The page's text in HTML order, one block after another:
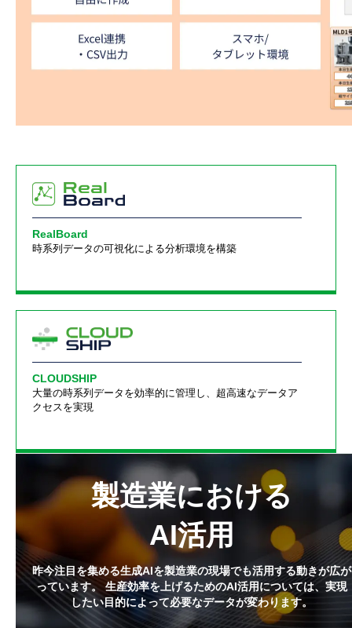
RealBoard
時系列データの可視化による分析環境を構築
CLOUDSHIP
大量の時系列データを効率的に管理し、超高速なデータア
クセスを実現
製造業における
AI活用
昨今注目を集める生成AIを製造業の現場でも活用する動きが広が
っています。 生産効率を上げるためのAI活用については、実現
したい目的によって必要なデータが変わります。